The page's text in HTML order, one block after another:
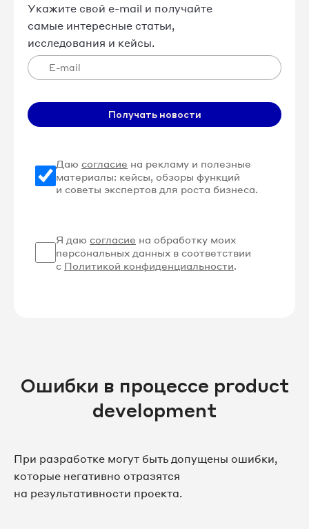
Укажите свой e-mail и получайте
самые интересные статьи,
исследования и кейсы.
Получать новости
Даю согласие на рекламу и полезные
материалы: кейсы, обзоры функций
и советы экспертов для роста бизнеса.
Я даю согласие на обработку моих
персональных данных в соответствии
с Политикой конфиденциальности.
Ошибки в процессе product
development
При разработке могут быть допущены ошибки,
которые негативно отразятся
на результативности проекта.